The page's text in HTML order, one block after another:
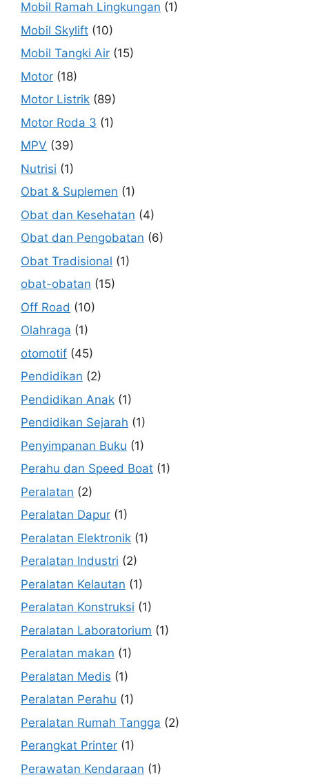
Mobil Ramah Lingkungan (1)
Mobil Skylift (10)
Mobil Tangki Air (15)
Motor (18)
Motor Listrik (89)
Motor Roda 3 (1)
MPV (39)
Nutrisi (1)
Obat & Suplemen (1)
Obat dan Kesehatan (4)
Obat dan Pengobatan (6)
Obat Tradisional (1)
obat-obatan (15)
Off Road (10)
Olahraga (1)
otomotif (45)
Pendidikan (2)
Pendidikan Anak (1)
Pendidikan Sejarah (1)
Penyimpanan Buku (1)
Perahu dan Speed Boat (1)
Peralatan (2)
Peralatan Dapur (1)
Peralatan Elektronik (1)
Peralatan Industri (2)
Peralatan Kelautan (1)
Peralatan Konstruksi (1)
Peralatan Laboratorium (1)
Peralatan makan (1)
Peralatan Medis (1)
Peralatan Perahu (1)
Peralatan Rumah Tangga (2)
Perangkat Printer (1)
Perawatan Kendaraan (1)